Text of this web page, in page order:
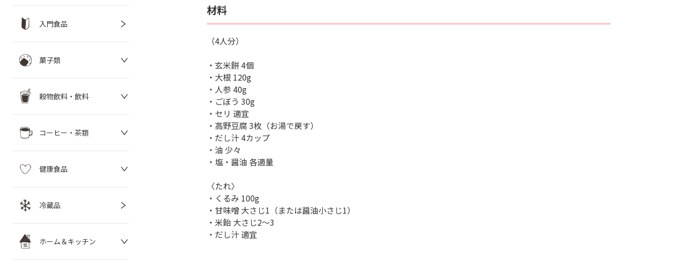
入門食品
菓子類
穀物飲料・飲料
コーヒー・茶類
健康食品
冷蔵品
ホーム＆キッチン
材料
（4人分）
・玄米餅 4個
・大根 120g
・人参 40g
・ごぼう 30g
・セリ 適宜
・高野豆腐 3枚（お湯で戻す）
・だし汁 4カップ
・油 少々
・塩・醤油 各適量
〈たれ〉
・くるみ 100g
・甘味噌 大さじ1（または醤油小さじ1）
・米飴 大さじ2～3
・だし汁 適宜